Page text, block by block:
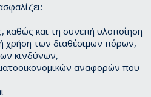
καθώς και τη συνεπή υλοποίηση
χρήση των διαθέσιμων πόρων,
κινδύνων,
αναφορών που